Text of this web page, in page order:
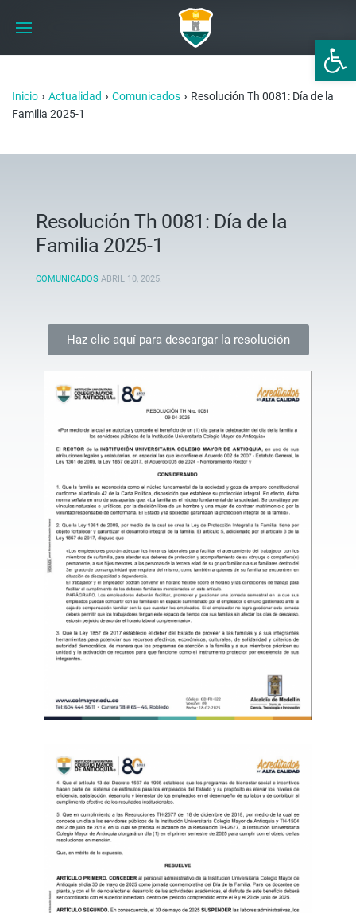
Abrir
Inicio › Actualidad › Comunicados › Resolución Th 0081: Día de la
Familia 2025-1
Resolución Th 0081: Día de la
Familia 2025-1
COMUNICADOS ABRIL 10, 2025.
Haz clic aquí para descargar la resolución